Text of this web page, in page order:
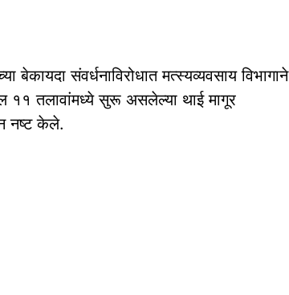
बेकायदा संवर्धनाविरोधात मत्स्यव्यवसाय विभागाने
११ तलावांमध्ये सुरू असलेल्या थाई मागूर
नष्ट केले.